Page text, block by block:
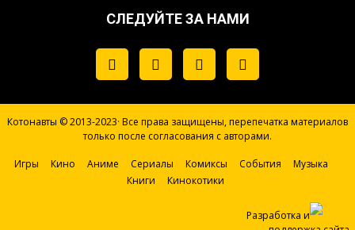
СЛЕДУЙТЕ ЗА НАМИ
Котонавты © 2013-2023· Все права защищены, перепечатка материалов
только после согласования с авторами.
Игры Кино Аниме Сериалы Комиксы События
Музыка
Книги
Кинокотики
Разработка и